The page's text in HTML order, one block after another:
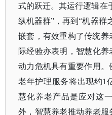
式的跃迁。其运行逻辑在
纵机器群”，再到“机器群
嵌套，有效重构了传统养
际经验亦表明，智慧化
动力危机具有重要作用。
老年护理服务将出现约1
慧化养老产品是应对这
外，智慧养老推动养老